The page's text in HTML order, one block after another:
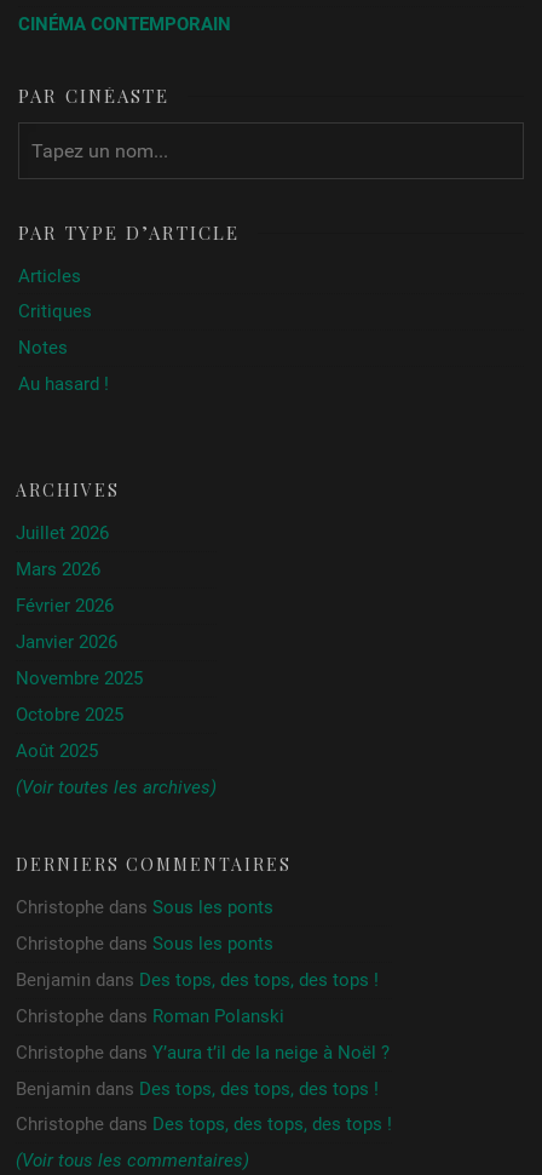
CINÉMA CONTEMPORAIN
PAR CINÉASTE
PAR TYPE D’ARTICLE
Articles
Critiques
Notes
Au hasard !
ARCHIVES
Juillet 2026
Mars 2026
Février 2026
Janvier 2026
Novembre 2025
Octobre 2025
Août 2025
(Voir toutes les archives)
DERNIERS COMMENTAIRES
Christophe dans Sous les ponts
Christophe dans Sous les ponts
Benjamin dans Des tops, des tops, des tops !
Christophe dans Roman Polanski
Christophe dans Y’aura t’il de la neige à Noël ?
Benjamin dans Des tops, des tops, des tops !
Christophe dans Des tops, des tops, des tops !
(Voir tous les commentaires)